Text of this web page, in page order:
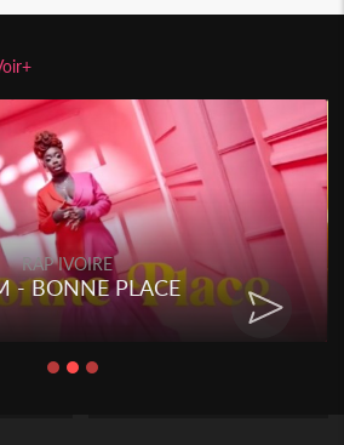
IVOIRE
PLACE